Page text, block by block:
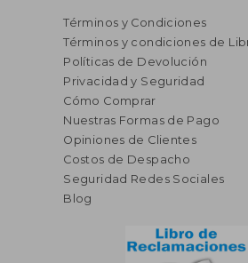
40%
dcto.
S/ 138,52
Términos y Condiciones
Términos y condiciones de
Políticas de Devolución
Privacidad y Seguridad
Cómo Comprar
Nuestras Formas de Pago
Opiniones de Clientes
Costos de Despacho
Seguridad Redes Sociales
Blog